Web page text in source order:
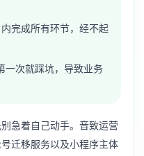
完成所有环节，经不起
一次就踩坑，导致业务
急着自己动手。音致运营
迁移服务以及小程序主体